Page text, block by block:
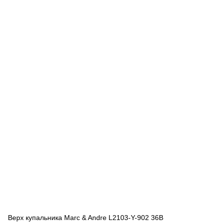
Верх купальника Marc & Andre L2103-Y-902 36B